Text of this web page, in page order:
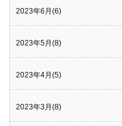
2023年6月(6)
2023年5月(8)
2023年4月(5)
2023年3月(8)